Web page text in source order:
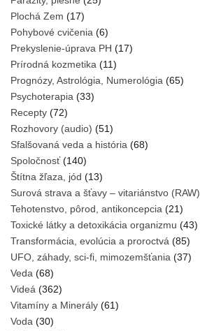
Plochá Zem (17)
Pohybové cvičenia (6)
Prekyslenie-úprava PH (17)
Prírodná kozmetika (11)
Prognózy, Astrológia, Numerológia (65)
Psychoterapia (33)
Recepty (72)
Rozhovory (audio) (51)
Sfalšovaná veda a história (68)
Spoločnosť(140)
Štítna žľaza, jód (13)
Surová strava a šťavy – vitariánstvo (RAW)
Tehotenstvo, pôrod, antikoncepcia (21)
Toxické látky a detoxikácia organizmu (43)
Transformácia, evolúcia a proroctvá (85)
UFO, záhady, sci-fi, mimozemšťania (37)
Veda (68)
Videá (362)
Vitamíny a Minerály (61)
Voda (30)